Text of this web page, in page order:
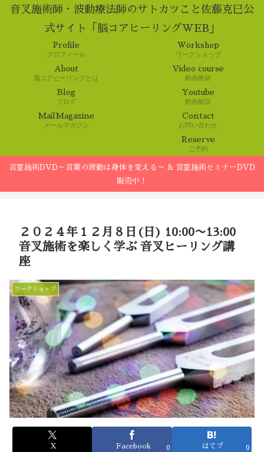
音叉施術師・波動療法師のサトカツこと佐藤克巳公
式サイト「脳コアヒーリングWEB」
Profile
プロフィール
Workshop
ワークショップ
About
脳コアヒーリングとは
Video course
動画教材
Blog
ブログ
Youtube
動画解説
MailMagazine
メールマガジン
Contact
お問い合わせ
Reserve
ご予約
言霊施術DVD～言葉の波動は身体を変える～ & 言霊施術セミナーDVD
販売中！
２０２４年１２月８日(日) 10:00〜13:00
音叉施術を楽しく学ぶ 音叉ヒーリング講
座
ワークショップ
X Facebook 0 はてブ 0